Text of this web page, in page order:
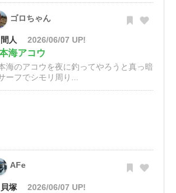
ゴロちゃん
間人 2026/06/07 UP!
海アコウ
海のアコウを夜に釣ってやろうと真っ暗
ーフでシモリ周り...
AFe
貝塚 2026/06/07 UP!